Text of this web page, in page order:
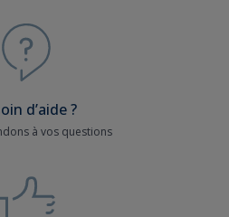
d’aide ?
à vos questions